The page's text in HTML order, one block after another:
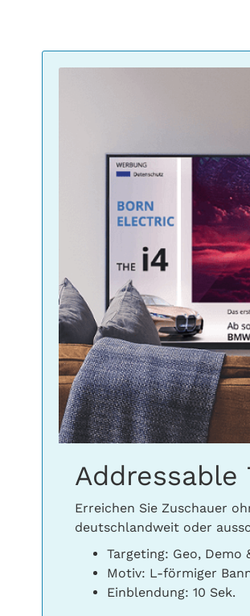
Addressable
Erreichen Sie Zuschauer
deutschlandweit oder
Targeting: Geo, Demo
Motiv: L-förmiger
Einblendung: 10 Sek.